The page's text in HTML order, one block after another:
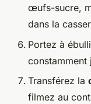
œufs-sucre,
dans la
Portez à
constamment
Transférez la
filmez au